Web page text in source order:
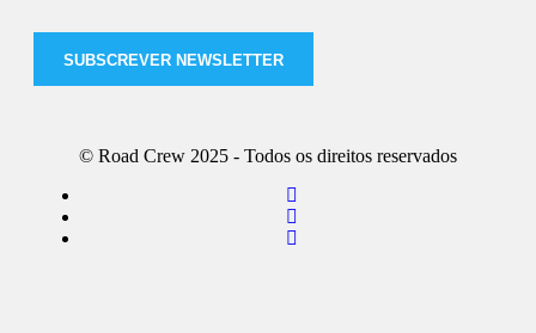
SUBSCREVER NEWSLETTER
© Road Crew 2025 - Todos os direitos reservados